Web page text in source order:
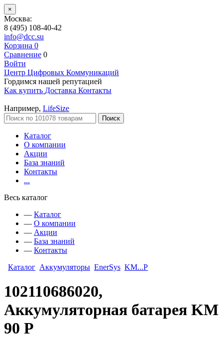
×
Москва:
8 (495) 108-40-42
info@dcc.su
Корзина 0
Сравнение 0
Войти
Центр Цифровых Коммуникаций
Гордимся нашей репутацией
Как купить Доставка Контакты
Например, LifeSize
Поиск
Каталог
О компании
Акции
База знаний
Контакты
...
Весь каталог
— Каталог
— О компании
— Акции
— База знаний
— Контакты
Каталог Аккумуляторы EnerSys KM...P
102110686020,
Аккумуляторная батарея KM
90 P